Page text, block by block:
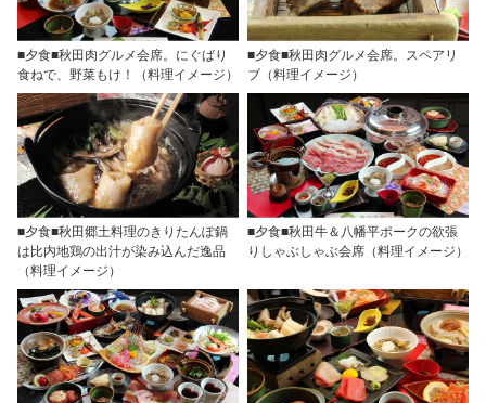
■夕食■秋田肉グルメ会席。にぐばり
食ねで、野菜もけ！（料理イメージ）
■夕食■秋田肉グルメ会席。スペアリ
ブ（料理イメージ）
■夕食■秋田郷土料理のきりたんぽ鍋
は比内地鶏の出汁が染み込んだ逸品
（料理イメージ）
■夕食■秋田牛＆八幡平ポークの欲張
りしゃぶしゃぶ会席（料理イメージ）